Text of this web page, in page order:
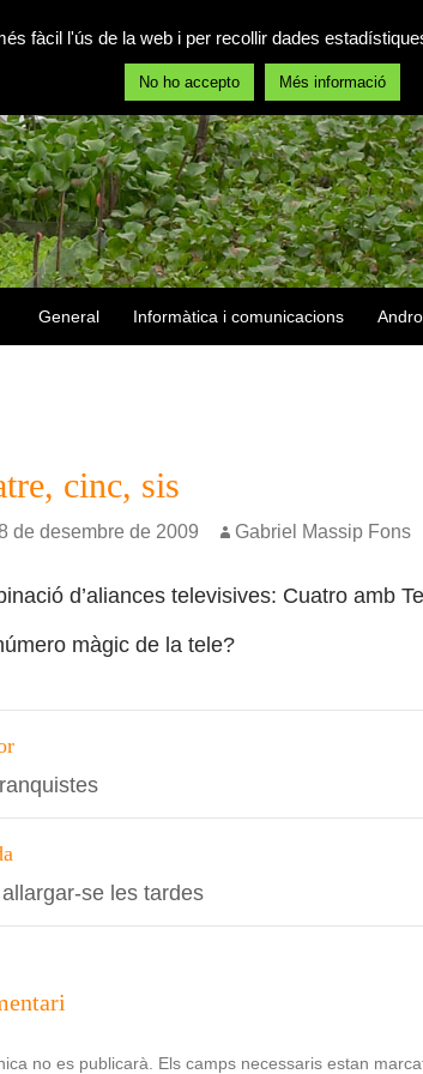
General
Informàtica i comunicacions
cinc, sis
de desembre de 2009 Gabriel Massip Fons
d’aliances televisives: Cuatro amb
màgic de la tele?
se les tardes
no es publicarà. Els camps necessaris estan
fàcil l'ús de la web i per recollir dades
No ho accepto Més informació